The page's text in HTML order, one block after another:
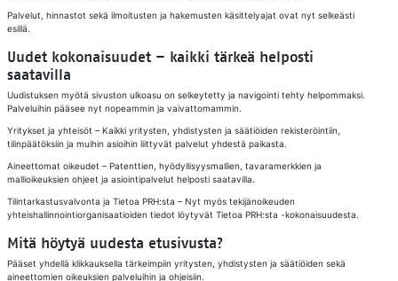
Palvelut, hinnastot sekä ilmoitusten ja hakemusten käsittelyajat ovat nyt selkeästi
esillä.
Uudet kokonaisuudet – kaikki tärkeä helposti
saatavilla
Uudistuksen myötä sivuston ulkoasu on selkeytetty ja navigointi tehty helpommaksi.
Palveluihin pääsee nyt nopeammin ja vaivattomammin.
Yritykset ja yhteisöt – Kaikki yritysten, yhdistysten ja säätiöiden rekisteröintiin,
tilinpäätöksiin ja muihin asioihin liittyvät palvelut yhdestä paikasta.
Aineettomat oikeudet – Patenttien, hyödyllisyysmallien, tavaramerkkien ja
mallioikeuksien ohjeet ja asiointipalvelut helposti saatavilla.
Tilintarkastusvalvonta ja Tietoa PRH:sta – Nyt myös tekijänoikeuden
yhteishallinnointiorganisaatioiden tiedot löytyvät Tietoa PRH:sta -kokonaisuudesta.
Mitä höytyä uudesta etusivusta?
Pääset yhdellä klikkauksella tärkeimpiin yritysten, yhdistysten ja säätiöiden sekä
aineettomien oikeuksien palveluihin ja ohjeisiin.